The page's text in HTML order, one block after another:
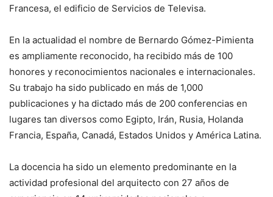
Francesa, el edificio de Servicios de Televisa.
En la actualidad el nombre de Bernardo Gómez-Pimienta
es ampliamente reconocido, ha recibido más de 100
honores y reconocimientos nacionales e internacionales.
Su trabajo ha sido publicado en más de 1,000
publicaciones y ha dictado más de 200 conferencias en
lugares tan diversos como Egipto, Irán, Rusia, Holanda
Francia, España, Canadá, Estados Unidos y América Latina.
La docencia ha sido un elemento predominante en la
actividad profesional del arquitecto con 27 años de